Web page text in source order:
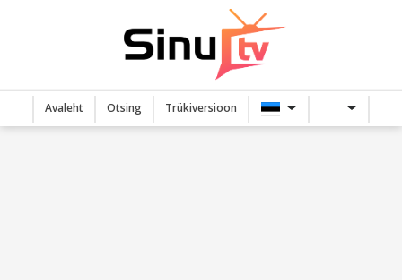
Avaleht Otsing Trükiversioon